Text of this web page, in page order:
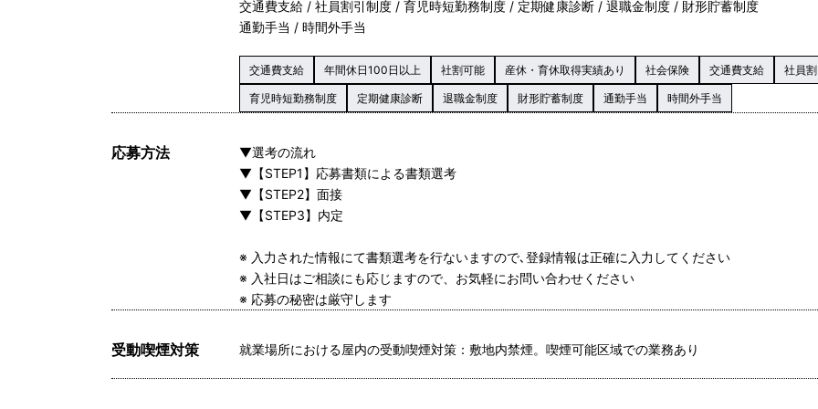
交通費支給 / 社員割引制度 / 育児時短勤務制度 / 定期健康診断 / 退職金制度 / 財形貯蓄制度
通勤手当 / 時間外手当
交通費支給 年間休日100日以上 社割可能 産休・育休取得実績あり 社会保険 交通費支給 社員
育児時短勤務制度 定期健康診断 退職金制度 財形貯蓄制度 通勤手当 時間外手当
応募方法
▼選考の流れ
▼【STEP1】応募書類による書類選考
▼【STEP2】面接
▼【STEP3】内定
※ 入力された情報にて書類選考を行ないますので､登録情報は正確に入力してください
※ 入社日はご相談にも応じますので、お気軽にお問い合わせください
※ 応募の秘密は厳守します
受動喫煙対策 就業場所における屋内の受動喫煙対策：敷地内禁煙。喫煙可能区域での業務あり